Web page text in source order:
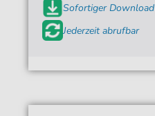
Sofortiger Download
Jederzeit abrufbar